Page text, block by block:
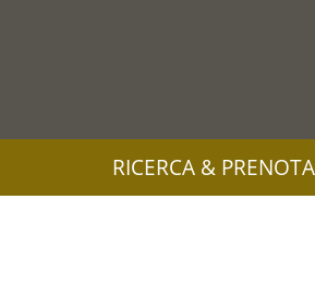
RICERCA &